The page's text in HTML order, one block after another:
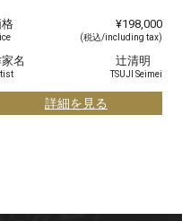
¥198,000
(税込/including tax)
名 辻清明
TSUJI Seimei
詳細を見る